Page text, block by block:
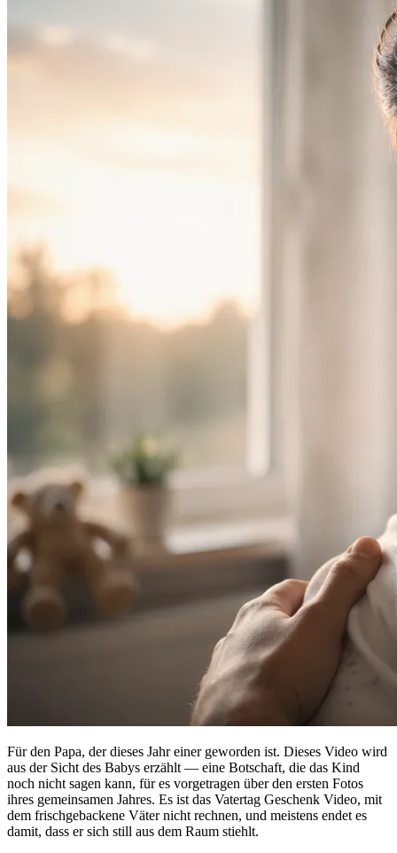
Für den Papa, der dieses Jahr einer geworden ist. Dieses Video wird
aus der Sicht des Babys erzählt — eine Botschaft, die das Kind
noch nicht sagen kann, für es vorgetragen über den ersten Fotos
ihres gemeinsamen Jahres. Es ist das Vatertag Geschenk Video, mit
dem frischgebackene Väter nicht rechnen, und meistens endet es
damit, dass er sich still aus dem Raum stiehlt.